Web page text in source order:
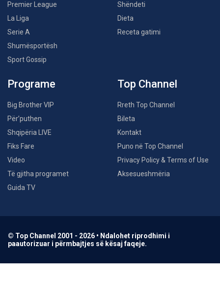
Premier League
La Liga
Serie A
Shumësportësh
Sport Gossip
Shëndeti
Dieta
Receta gatimi
Programe
Big Brother VIP
Për’puthen
Shqipëria LIVE
Fiks Fare
Video
Të gjitha programet
Guida TV
Top Channel
Rreth Top Channel
Bileta
Kontakt
Puno në Top Channel
Privacy Policy & Terms of Use
Aksesueshmëria
© Top Channel 2001 - 2026 • Ndalohet riprodhimi i
paautorizuar i përmbajtjes së kësaj faqeje.